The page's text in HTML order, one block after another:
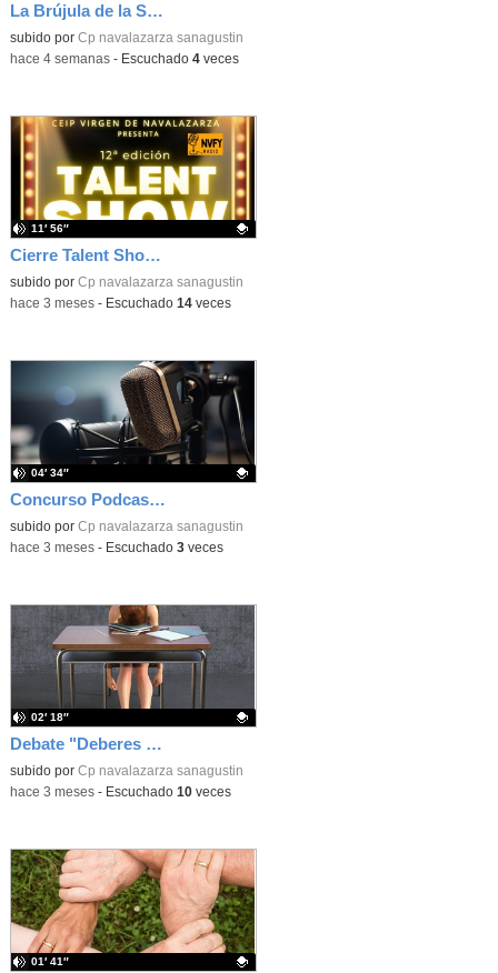
La Brújula de la Sabiuría
Contenido educativo.
subido por Cp navalazarza sanagustin
-hace 4 semanas- Escuchado 4veces
Cierre Talent Show 2026 – Entrevista final
Contenido educativo.
subido por Cp navalazarza sanagustin
11′ 56″
-hace 3 meses- Escuchado 14veces
Concurso Podcast RNE
Contenido educativo.
subido por Cp navalazarza sanagustin
04′ 34″
-hace 3 meses- Escuchado 3veces
Debate "Deberes Sí o No"
Contenido educativo.
subido por Cp navalazarza sanagustin
02′ 18″
-hace 3 meses- Escuchado 10veces
01′ 41″